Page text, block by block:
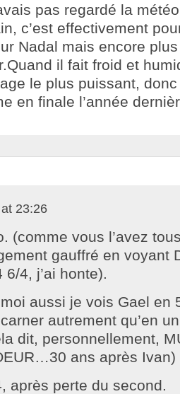
pas regardé la
c’est effectivement
Nadal mais encore
il fait froid et
le plus puissant,
en finale l’année
23:26
(comme vous l’avez
gauffré en voyant
4, j’ai honte).
aussi je vois Gael en
autrement qu’en
dit, personnellement,
ans après Ivan)
après perte du second.